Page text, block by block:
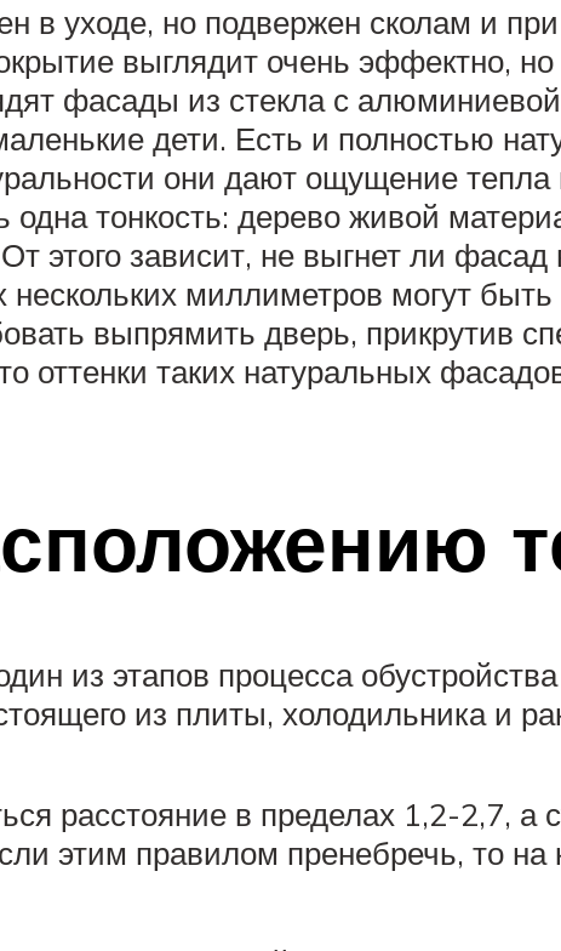
в уходе, но подвержен сколам и
выглядит очень эффектно, но
фасады из стекла с
дети. Есть и полностью
они дают ощущение тепла
тонкость: дерево живой
этого зависит, не выгнет ли
нескольких миллиметров могут
выпрямить дверь, прикрутив
оттенки таких натуральных
из этапов процесса
из плиты, холодильника и
расстояние в пределах 1,2-2,7, а
этим правилом пренебречь, то на